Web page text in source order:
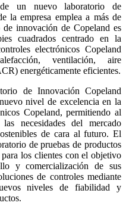
un nuevo laboratorio de
la empresa emplea a más de
innovación de Copeland es
cuadrados centrado en la
electrónicos Copeland
ventilación, aire
energéticamente eficientes.
de Innovación Copeland
nivel de excelencia en la
Copeland, permitiendo al
necesidades del mercado
de cara al futuro. El
de pruebas de productos
los clientes con el objetivo
y comercialización de sus
de controles mediante
niveles de fiabilidad y